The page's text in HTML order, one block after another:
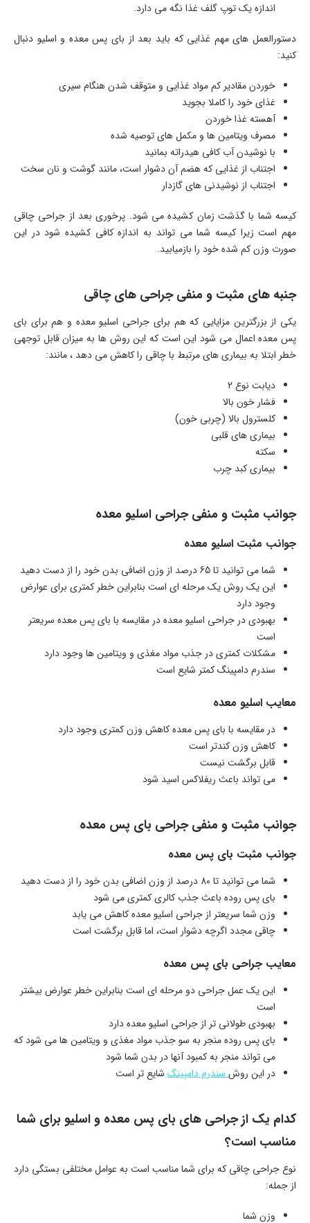
اندازه یک توپ گلف غذا نگه می دارد.
دستورالعمل های مهم غذایی که باید بعد از بای پس معده و اسلیو دنبال
کنید:
خوردن مقادیر کم مواد غذایی و متوقف شدن هنگام سیری
غذای خود را کاملا بجوید
آهسته غذا خوردن
مصرف ویتامین ها و مکمل های توصیه شده
با نوشیدن آب کافی هیدراته بمانید
اجتناب از غذایی که هضم آن دشوار است، مانند گوشت و نان سخت
اجتناب از نوشیدنی های گازدار
کیسه شما با گذشت زمان کشیده می شود. پرخوری بعد از جراحی چاقی
مهم است زیرا کیسه شما می تواند به اندازه کافی کشیده شود در این
صورت وزن کم شده خود را بازمیابید.
جنبه های مثبت و منفی جراحی های چاقی
یکی از بزرگترین مزایایی که هم برای جراحی اسلیو معده و هم برای بای
پس معده اعمال می شود این است که این روش ها به میزان قابل توجهی
خطر ابتلا به بیماری های مرتبط با چاقی را کاهش می دهد ، مانند:
دیابت نوع 2
فشار خون بالا
کلسترول بالا (چربی خون)
بیماری های قلبی
سکته
بیماری کبد چرب
جوانب مثبت و منفی جراحی اسلیو معده
جوانب مثبت اسلیو معده
شما می توانید تا 65 درصد از وزن اضافی بدن خود را از دست دهید
این یک روش یک مرحله ای است بنابراین خطر کمتری برای عوارض
وجود دارد
بهبودی در جراحی اسلیو معده در مقایسه با بای پس معده سریعتر
است
مشکلات کمتری در جذب مواد مغذی و ویتامین ها وجود دارد
سندرم دامپینگ کمتر شایع است
معایب اسلیو معده
در مقایسه با بای پس معده کاهش وزن کمتری وجود دارد
کاهش وزن کندتر است
قابل برگشت نیست
می تواند باعث ریفلاکس اسید شود
جوانب مثبت و منفی جراحی بای پس معده
جوانب مثبت بای پس معده
شما می توانید تا 80 درصد از وزن اضافی بدن خود را از دست دهید
بای پس روده باعث جذب کالری کمتری می شود
وزن شما سریعتر از جراحی اسلیو معده کاهش می یابد
چاقی مجدد اگرچه دشوار است، اما قابل برگشت است
معایب جراحی بای پس معده
این یک عمل جراحی دو مرحله ای است بنابراین خطر عوارض بیشتر
است
بهبودی طولانی تر از جراحی اسلیو معده دارد
بای پس روده منجر به سو جذب مواد مغذی و ویتامین ها می شود که
می تواند منجر به کمبود آنها در بدن شما شود
در این روشسندرم دامپینگ شایع تر است
کدام یک از جراحی های بای پس معده و اسلیو برای شما
مناسب است؟
نوع جراحی چاقی که برای شما مناسب است به عوامل مختلفی بستگی دارد
از جمله:
وزن شما